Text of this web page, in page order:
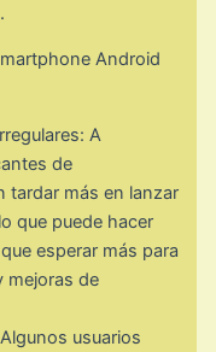
Android
A
de
tardar más en lanzar
que puede hacer
esperar más para
mejoras de
usuarios